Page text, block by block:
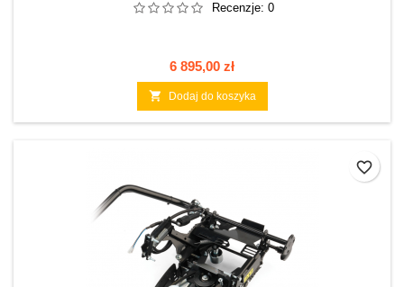
Recenzje: 0
Cena
6 895,00 zł
 Dodaj do koszyka
favorite_border